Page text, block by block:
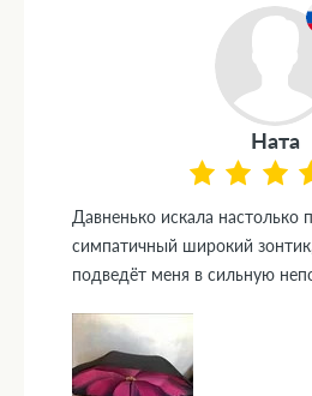
Ната
Давненько искала настолько
симпатичный широкий
подведёт меня в сильную